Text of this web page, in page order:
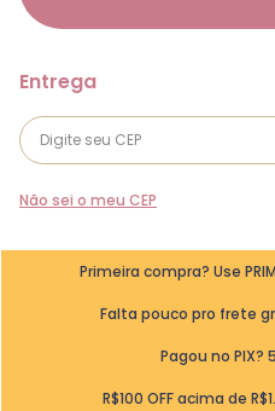
Não sei o meu CEP
Primeira compra? Use
Falta pouco pro frete
Pagou no PIX?
R$100 OFF acima de